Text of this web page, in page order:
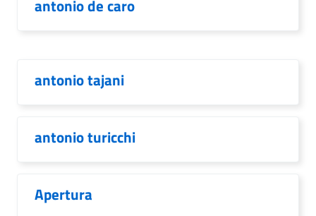
antonio de caro
antonio tajani
antonio turicchi
Apertura